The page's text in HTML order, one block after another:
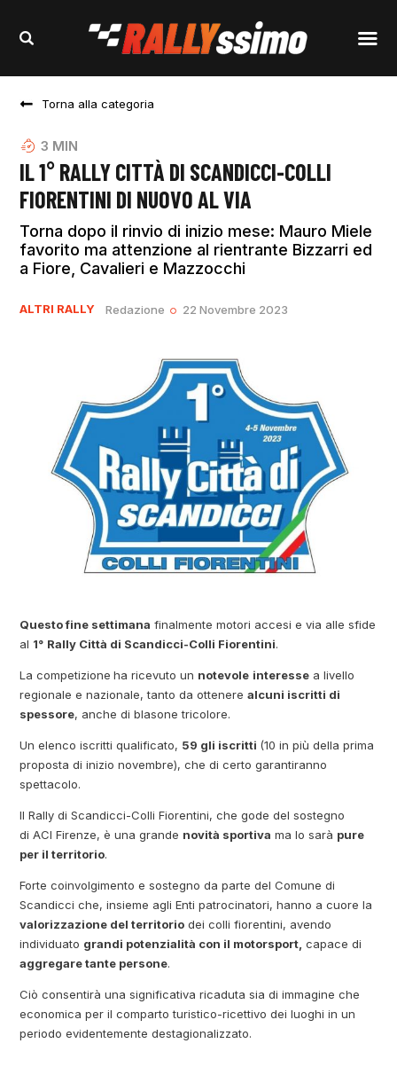
Torna alla categoria
3 MIN
IL 1° RALLY CITTÀ DI SCANDICCI-COLLI
FIORENTINI DI NUOVO AL VIA
Torna dopo il rinvio di inizio mese: Mauro Miele
favorito ma attenzione al rientrante Bizzarri ed
a Fiore, Cavalieri e Mazzocchi
ALTRI RALLY Redazione 22 Novembre 2023
Questo fine settimana finalmente motori accesi e via alle sfide
al 1° Rally Città di Scandicci-Colli Fiorentini.
La competizione ha ricevuto un notevole interesse a livello
regionale e nazionale, tanto da ottenerealcuni iscritti di
spessore, anche di blasone tricolore.
Un elenco iscritti qualificato, 59 gli iscritti (10 in più della prima
proposta di inizio novembre), che di certo garantiranno
spettacolo.
Il Rally di Scandicci-Colli Fiorentini, che gode del sostegno
di ACI Firenze, è una grande novità sportiva ma lo sarà pure
per il territorio.
Forte coinvolgimento e sostegno da parte del Comune di
Scandicci che, insieme agli Enti patrocinatori, hanno a cuore la
valorizzazione del territorio dei colli fiorentini, avendo
individuato grandi potenzialità con il motorsport, capace di
aggregare tante persone.
Ciò consentirà una significativa ricaduta sia di immagine che
economica per il comparto turistico-ricettivo dei luoghi in un
periodo evidentemente destagionalizzato.